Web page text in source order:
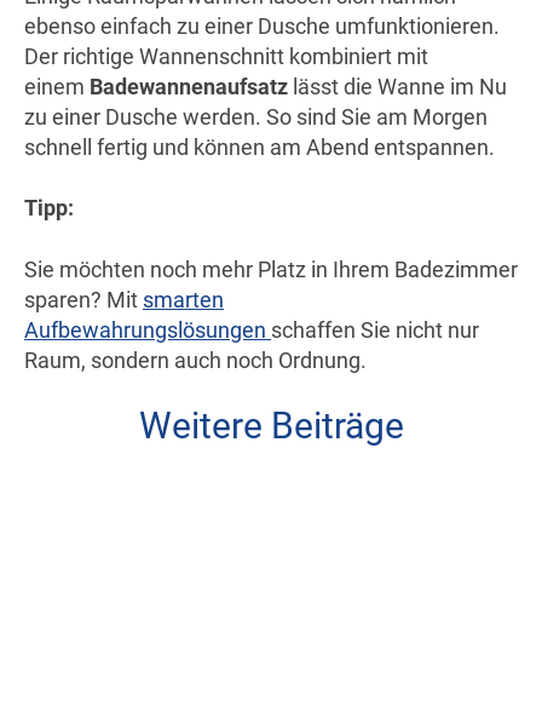
ebenso einfach zu einer Dusche umfunktionieren.
Der richtige Wannenschnitt kombiniert mit
einem Badewannenaufsatz lässt die Wanne im Nu
zu einer Dusche werden. So sind Sie am Morgen
schnell fertig und können am Abend entspannen.
Tipp:
Sie möchten noch mehr Platz in Ihrem Badezimmer
sparen? Mit smarten
Aufbewahrungslösungen schaffen Sie nicht nur
Raum, sondern auch noch Ordnung.
Weitere Beiträge